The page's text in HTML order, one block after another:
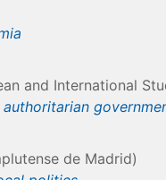
and International
de Madrid)